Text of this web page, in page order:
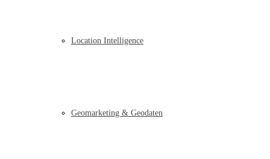
Location Intelligence
Geomarketing & Geodaten